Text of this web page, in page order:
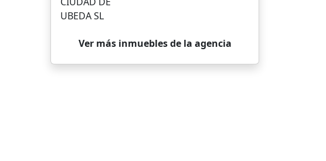
UBEDA SL
Ver más inmuebles de la agencia